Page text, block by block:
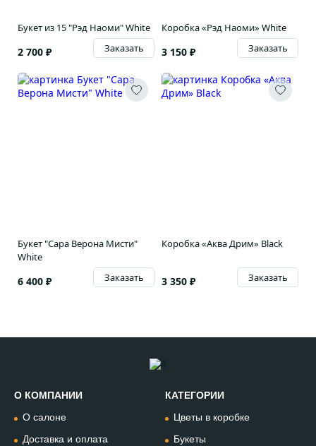
Букет из 15 "Рэд Наоми" White
2 700 ₽ Заказать
Коробка «Рэд Наоми» White
3 150 ₽ Заказать
Букет "Сара Верона Мисти"
White
6 400 ₽ Заказать
Коробка «Аква Дрим» Black
3 350 ₽ Заказать
О КОМПАНИИ
О салоне
Доставка и оплата
КАТЕГОРИИ
Цветы в коробке
Букеты
Позвонить
+74994954685